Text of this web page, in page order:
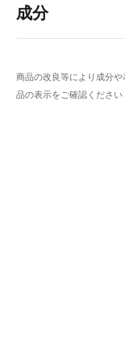
成分
商品の改良等により成分
品の表示をご確認ください